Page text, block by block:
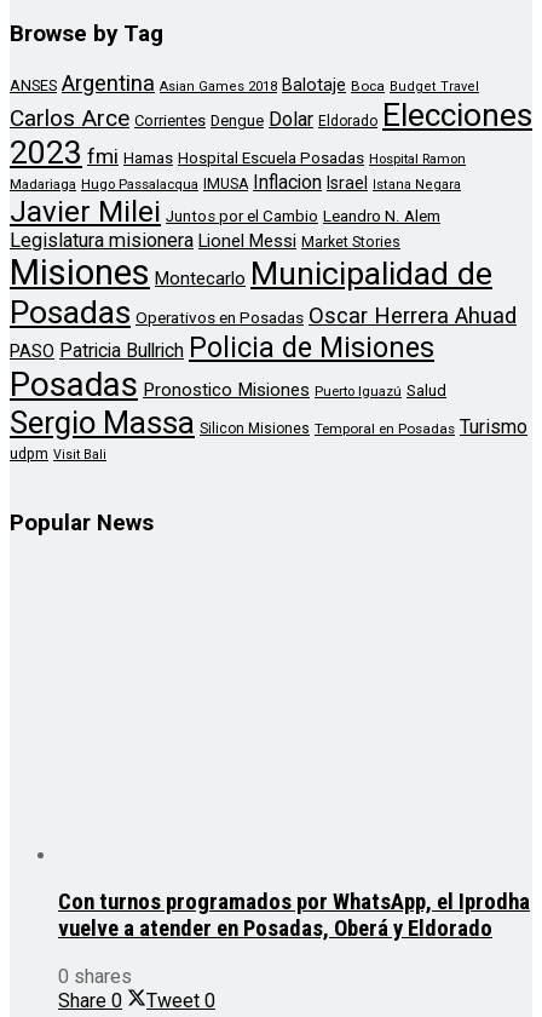
Browse by Tag
ANSES Argentina Asian Games 2018 Balotaje Boca Budget Travel
Carlos Arce Corrientes Dengue Dolar Eldorado Elecciones
2023 fmi Hamas Hospital Escuela Posadas Hospital Ramon
Madariaga Hugo Passalacqua IMUSA Inflacion Israel Istana Negara
Javier Milei Juntos por el Cambio Leandro N. Alem
Legislatura misionera Lionel Messi Market Stories
Misiones Montecarlo Municipalidad de
Posadas Operativos en Posadas Oscar Herrera Ahuad
PASO Patricia Bullrich Policia de Misiones
Posadas Pronostico Misiones Puerto Iguazú Salud
Sergio Massa Silicon Misiones Temporal en Posadas Turismo
udpm Visit Bali
Popular News
Con turnos programados por WhatsApp, el Iprodha
vuelve a atender en Posadas, Oberá y Eldorado
0 shares
Share 0 Tweet 0